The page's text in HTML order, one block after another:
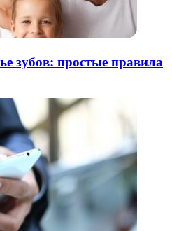
зубов: простые правила